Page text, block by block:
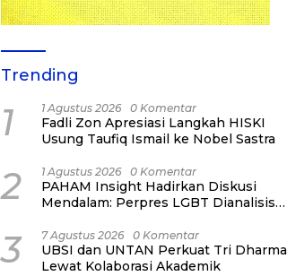
Trending
1 1 Agustus 2026 0 Komentar
Fadli Zon Apresiasi Langkah HISKI
Usung Taufiq Ismail ke Nobel Sastra
2 1 Agustus 2026 0 Komentar
PAHAM Insight Hadirkan Diskusi
Mendalam: Perpres LGBT Dianalisis
Bukan Ancaman Individual
3 7 Agustus 2026 0 Komentar
UBSI dan UNTAN Perkuat Tri Dharma
Lewat Kolaborasi Akademik